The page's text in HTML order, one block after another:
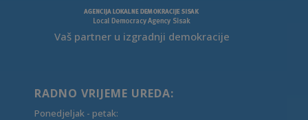
Vaš partner u izgradnji demokracije
RADNO VRIJEME UREDA:
Ponedjeljak - petak: